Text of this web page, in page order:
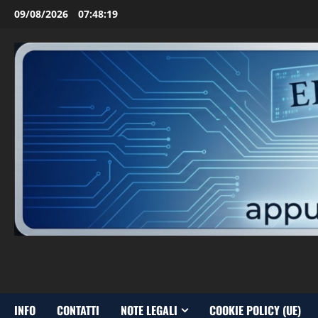
Vai
contenuto
09/08/2026 07:48:20
INFO CONTATTI NOTE LEGALI COOKIE POLICY (UE)